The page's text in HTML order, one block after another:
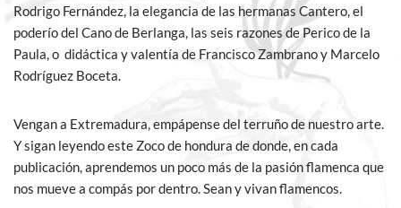
Rodrigo Fernández, la elegancia de las hermanas Cantero, el
poderío del Cano de Berlanga, las seis razones de Perico de la
Paula, o didáctica y valentía de Francisco Zambrano y Marcelo
Rodríguez Boceta.
Vengan a Extremadura, empápense del terruño de nuestro arte.
Y sigan leyendo este Zoco de hondura de donde, en cada
publicación, aprendemos un poco más de la pasión flamenca que
nos mueve a compás por dentro. Sean y vivan flamencos.